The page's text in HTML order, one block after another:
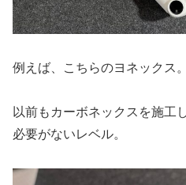
例えば、こちらのヨネックス。
以前もカーボネックスを施工
必要がないレベル。